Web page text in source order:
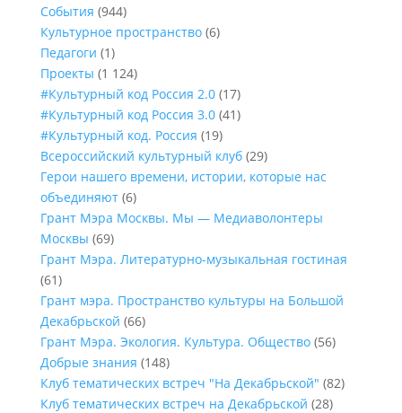
События (944)
Культурное пространство(6)
Педагоги (1)
Проекты (1 124)
#Культурный код Россия 2.0(17)
#Культурный код Россия 3.0(41)
#Культурный код. Россия (19)
Всероссийский культурный клуб(29)
Герои нашего времени, истории, которые нас
объединяют(6)
Грант Мэра Москвы. Мы — Медиаволонтеры
Москвы (69)
Грант Мэра. Литературно-музыкальная гостиная
(61)
Грант мэра. Пространство культуры на Большой
Декабрьской (66)
Грант Мэра. Экология. Культура. Общество(56)
Добрые знания (148)
Клуб тематических встреч "На Декабрьской" (82)
Клуб тематических встреч на Декабрьской (28)